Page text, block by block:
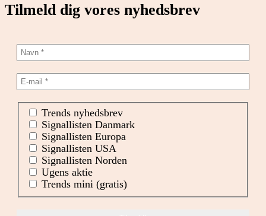
Tilmeld dig vores nyhedsbrev
Trends nyhedsbrev
Signallisten Danmark
Signallisten Europa
Signallisten USA
Signallisten Norden
Ugens aktie
Trends mini (gratis)